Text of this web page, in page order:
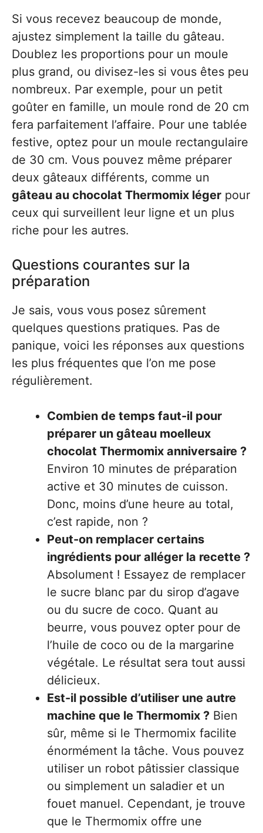
Si vous recevez beaucoup de monde,
ajustez simplement la taille du gâteau.
Doublez les proportions pour un moule
plus grand, ou divisez-les si vous êtes peu
nombreux. Par exemple, pour un petit
goûter en famille, un moule rond de 20 cm
fera parfaitement l’affaire. Pour une tablée
festive, optez pour un moule rectangulaire
de 30 cm. Vous pouvez même préparer
deux gâteaux différents, comme un
gâteau au chocolat Thermomix léger pour
ceux qui surveillent leur ligne et un plus
riche pour les autres.
Questions courantes sur la
préparation
Je sais, vous vous posez sûrement
quelques questions pratiques. Pas de
panique, voici les réponses aux questions
les plus fréquentes que l’on me pose
régulièrement.
Combien de temps faut-il pour
préparer un gâteau moelleux
chocolat Thermomix anniversaire ?
Environ 10 minutes de préparation
active et 30 minutes de cuisson.
Donc, moins d’une heure au total,
c’est rapide, non ?
Peut-on remplacer certains
ingrédients pour alléger la recette ?
Absolument ! Essayez de remplacer
le sucre blanc par du sirop d’agave
ou du sucre de coco. Quant au
beurre, vous pouvez opter pour de
l’huile de coco ou de la margarine
végétale. Le résultat sera tout aussi
délicieux.
Est-il possible d’utiliser une autre
machine que le Thermomix ? Bien
sûr, même si le Thermomix facilite
énormément la tâche. Vous pouvez
utiliser un robot pâtissier classique
ou simplement un saladier et un
fouet manuel. Cependant, je trouve
que le Thermomix offre une